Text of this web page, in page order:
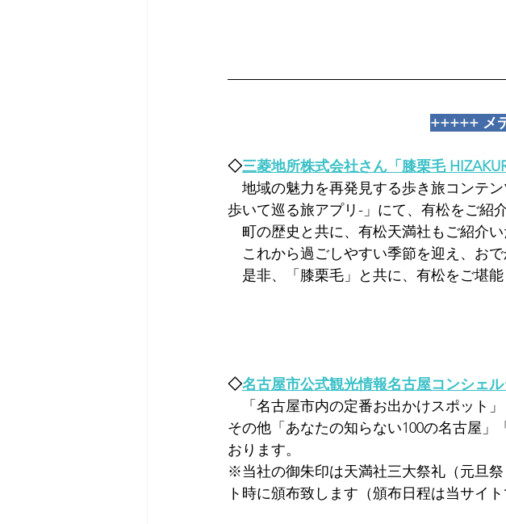
+++++ メ
◇三菱地所株式会社さん「膝栗毛
地域の魅力を再発見する歩き旅コンテ
歩いて巡る旅アプリ-」にて、有松をご紹
町の歴史と共に、有松天満社もご紹介い
これから過ごしやすい季節を迎え、おで
是非、「膝栗毛」と共に、有松をご堪能
◇名古屋市公式観光情報名古屋コンシェ
「名古屋市内の定番お出かけスポット」
その他「あなたの知らない100の名古屋
おります。
※当社の御朱印は天満社三大祭礼（元旦
ト時に頒布致します（頒布日程は当サイ